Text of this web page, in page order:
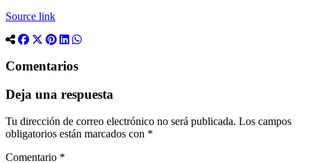
Source link
Comentarios
Deja una respuesta
Tu dirección de correo electrónico no será publicada. Los campos
obligatorios están marcados con *
Comentario *